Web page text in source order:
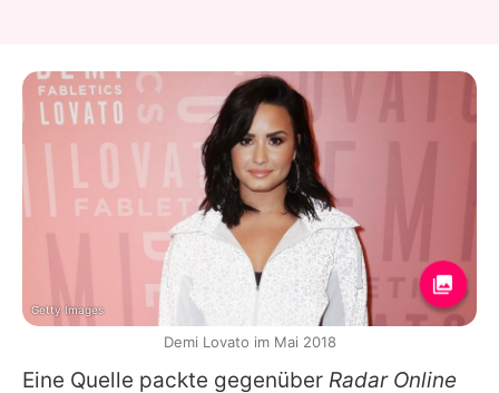
Eine Quelle packte gegenüber Radar Online
Getty Images
Demi Lovato im Mai 2018